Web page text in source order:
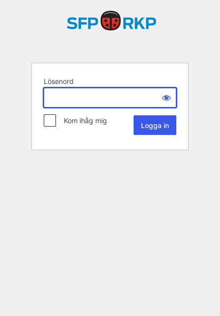
Lösenord
Kom ihåg mig